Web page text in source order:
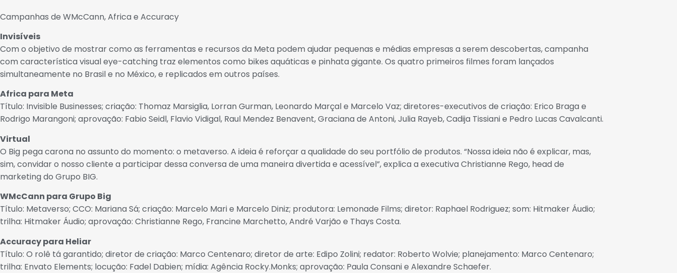
Campanhas de WMcCann, Africa e Accuracy
Invisíveis
Com o objetivo de mostrar como as ferramentas e recursos da Meta podem ajudar pequenas e médias empresas a serem descobertas, campanha
com característica visual eye-catching traz elementos como bikes aquáticas e pinhata gigante. Os quatro primeiros filmes foram lançados
simultaneamente no Brasil e no México, e replicados em outros países.
Africa para Meta
Título: Invisible Businesses; criação: Thomaz Marsiglia, Lorran Gurman, Leonardo Marçal e Marcelo Vaz; diretores-executivos de criação: Erico Braga e
Rodrigo Marangoni; aprovação: Fabio Seidl, Flavio Vidigal, Raul Mendez Benavent, Graciana de Antoni, Julia Rayeb, Cadija Tissiani e Pedro Lucas Cavalcanti.
Virtual
O Big pega carona no assunto do momento: o metaverso. A ideia é reforçar a qualidade do seu portfólio de produtos. “Nossa ideia não é explicar, mas,
sim, convidar o nosso cliente a participar dessa conversa de uma maneira divertida e acessível”, explica a executiva Christianne Rego, head de
marketing do Grupo BIG.
WMcCann para Grupo Big
Título: Metaverso; CCO: Mariana Sá; criação: Marcelo Mari e Marcelo Diniz; produtora: Lemonade Films; diretor: Raphael Rodriguez; som: Hitmaker Áudio;
trilha: Hitmaker Áudio; aprovação: Christianne Rego, Francine Marchetto, André Varjão e Thays Costa.
Accuracy para Heliar
Título: O rolê tá garantido; diretor de criação: Marco Centenaro; diretor de arte: Edipo Zolini; redator: Roberto Wolvie; planejamento: Marco Centenaro;
trilha: Envato Elements; locução: Fadel Dabien; mídia: Agência Rocky.Monks; aprovação: Paula Consani e Alexandre Schaefer.